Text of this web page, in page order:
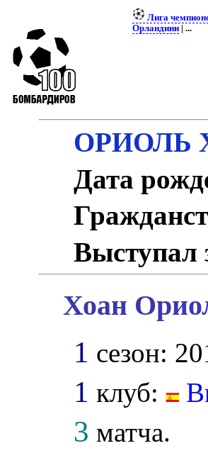
Лига
Орландини | ...
ОРИОЛЬ
Дата
Выступал
Хоан
1 сезон:
1 клуб:
3 матча.